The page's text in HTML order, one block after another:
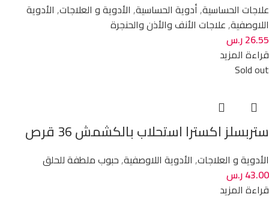
علاجات الحساسية,أدوية الحساسية, الأدوية و العلاجات, الأدوية
اللاوصفية,علاجات الأنف والأذن والحنجرة
26.55ر.س
قراءة المزيد
Sold out
ستربسلز اكسترا استحلاب بالكشمش 36 قرص
الأدوية و العلاجات, الأدوية اللاوصفية,حبوب ملطفة للحلق
43.00ر.س
قراءة المزيد